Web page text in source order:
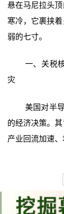
悬在马尼拉头
寒冷，它裹挟
弱的七寸。
一、关税
灾
美国对半
的经济决策。
产业回流加速、